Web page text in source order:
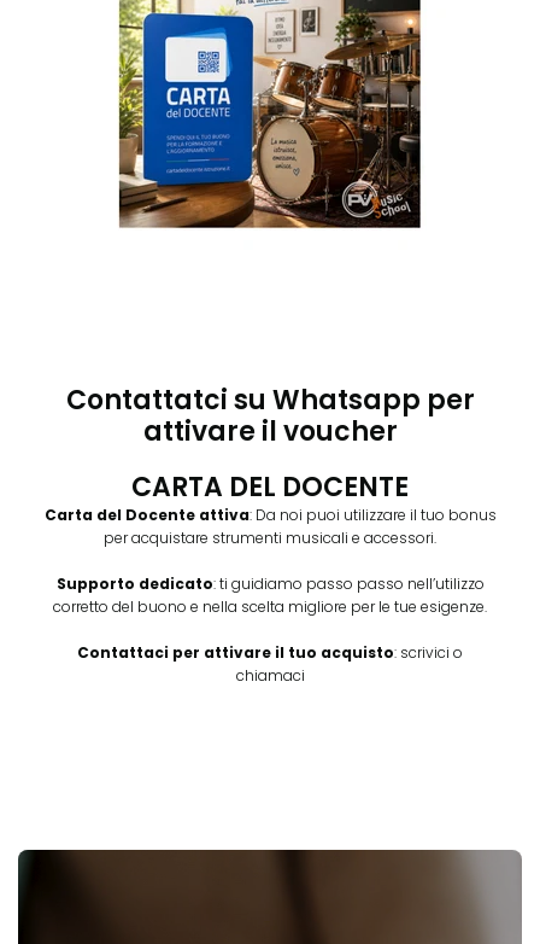
Contattatci su Whatsapp per
attivare il voucher
CARTA DEL DOCENTE
Carta del Docente attiva: Da noi puoi utilizzare il tuo bonus
per acquistare strumenti musicali e accessori.
Supporto dedicato: ti guidiamo passo passo nell’utilizzo
corretto del buono e nella scelta migliore per le tue esigenze.
Contattaci per attivare il tuo acquisto: scrivici o
chiamaci